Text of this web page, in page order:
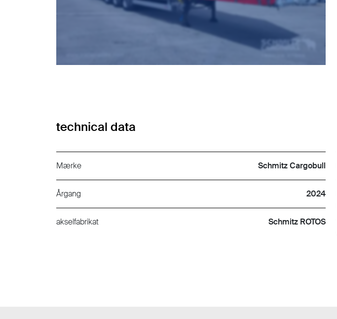
technical data
Mærke Schmitz Cargobull
Årgang 2024
akselfabrikat Schmitz ROTOS